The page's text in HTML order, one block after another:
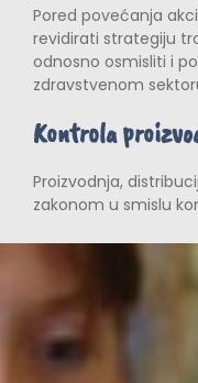
Pored povećanja
revidirati strategiju
odnosno osmisliti i
zdravstvenom
Kontrola
Proizvodnja,
zakonom u smislu